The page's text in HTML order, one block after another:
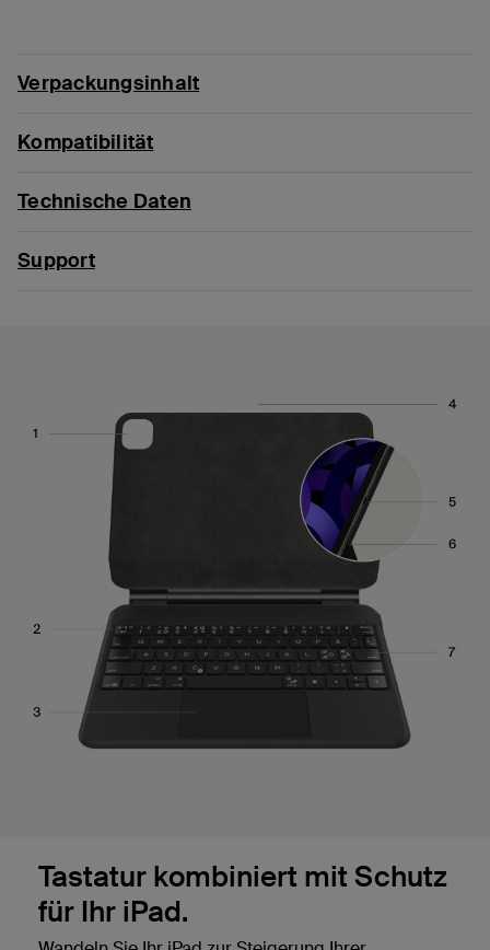
Verpackungsinhalt
Kompatibilität
Technische Daten
Support
Tastatur kombiniert mit Schutz
für Ihr iPad.